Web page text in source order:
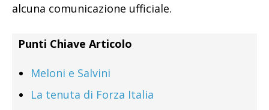
alcuna comunicazione ufficiale.
Punti Chiave Articolo
Meloni e Salvini
La tenuta di Forza Italia